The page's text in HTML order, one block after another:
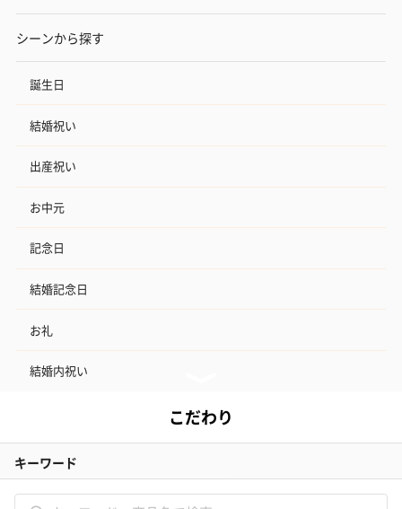
シーンから探す
誕生日
結婚祝い
出産祝い
お中元
記念日
結婚記念日
お礼
結婚内祝い
ご利用ガイド